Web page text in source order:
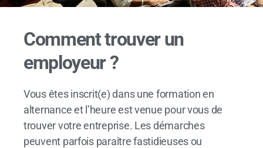
Comment trouver un
employeur ?
Vous êtes inscrit(e) dans une formation en
alternance et l’heure est venue pour vous de
trouver votre entreprise. Les démarches
peuvent parfois paraître fastidieuses ou